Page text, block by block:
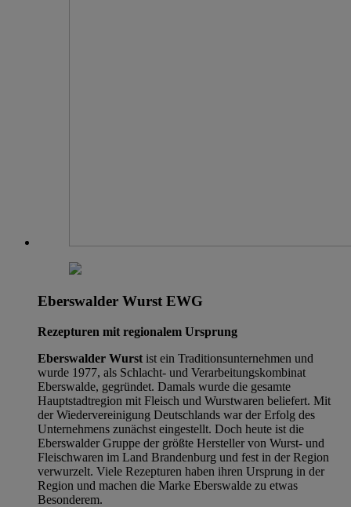
Eberswalder Wurst EWG
Rezepturen mit regionalem Ursprung
Eberswalder Wurst ist ein Traditionsunternehmen und
wurde 1977, als Schlacht- und Verarbeitungskombinat
Eberswalde, gegründet. Damals wurde die gesamte
Hauptstadtregion mit Fleisch und Wurstwaren beliefert. Mit
der Wiedervereinigung Deutschlands war der Erfolg des
Unternehmens zunächst eingestellt. Doch heute ist die
Eberswalder Gruppe der größte Hersteller von Wurst- und
Fleischwaren im Land Brandenburg und fest in der Region
verwurzelt. Viele Rezepturen haben ihren Ursprung in der
Region und machen die Marke Eberswalde zu etwas
Besonderem.